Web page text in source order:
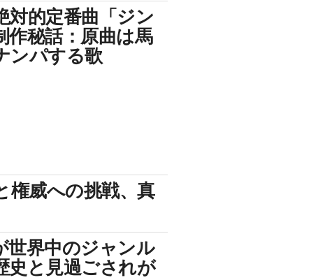
対的定番曲「ジン
作秘話：原曲は馬
ンパする歌
権威への挑戦、真
世界中のジャンル
史と見過ごされが